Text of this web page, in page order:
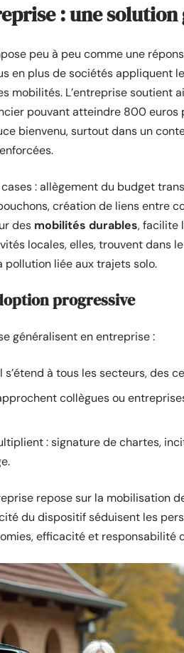
: une
peu à peu comme une
en plus de sociétés appliquent le
mobilités. L’entreprise soutient
pouvant atteindre 800 euros
bienvenu, surtout dans un
: allègement du budget
création de liens entre
des mobilités durables, facilite
locales, elles, trouvent dans
liée aux trajets solo.
progressive
généralisent en entreprise :
à tous les secteurs, des
collègues ou
: signature de chartes,
repose sur la mobilisation
du dispositif séduisent les
efficacité et responsabilité